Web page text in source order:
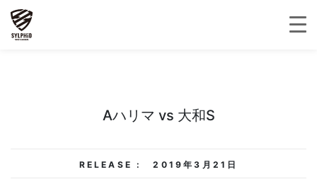
Aハリマ vs 大和S
RELEASE : 2019年3月21日